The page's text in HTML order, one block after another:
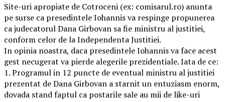
Site-uri apropiate de Cotroceni (ex: comisarul.ro) anunta
pe surse ca presedintele Iohannis va respinge propunerea
ca judecatorul Dana Girbovan sa fie ministru al justitiei,
conform celor de la Independenta Justitiei.
In opinia noastra, daca presedintele Iohannis va face acest
gest necugerat va pierde alegerile prezidentiale. Iata de ce:
1. Programul in 12 puncte de eventual ministru al justitiei
prezentat de Dana Girbovan a starnit un entuziasm enorm,
dovada stand faptul ca postarile sale au mii de like-uri